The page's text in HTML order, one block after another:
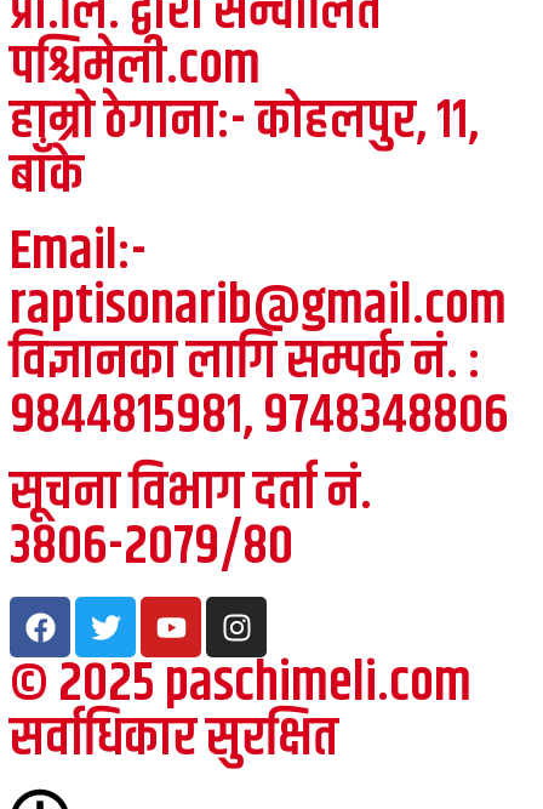
पश्चिमेली.com
हाम्रो ठेगाना:- कोहलपुर, ११,
बाँके
Email:-
raptisonarib@gmail.com
विज्ञानका लागि सम्पर्क नं. :
९८४४८१५९८१, ९७४८३४८८०६
सूचना विभाग दर्ता नं.
३८०६-२०७९/८०
© २०२५ paschimeli.com
सर्वाधिकार सुरक्षित